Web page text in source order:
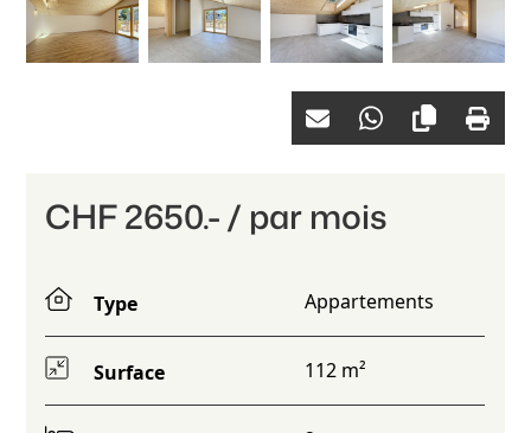
CHF 2650.- / par mois
Type Appartements
Surface 112 m²